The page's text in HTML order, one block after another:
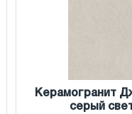
Керамогранит
серый